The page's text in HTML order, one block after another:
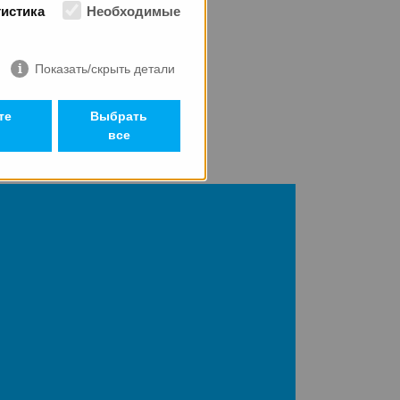
Необходимые
Показать/скрыть детали
Выбрать
все